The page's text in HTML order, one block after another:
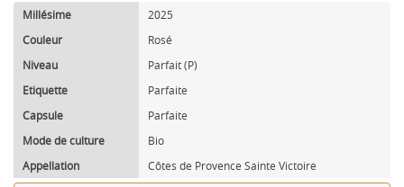
Millésime
2025
Couleur
Rosé
Niveau
Parfait (P)
Etiquette
Parfaite
Capsule
Parfaite
Mode de culture
Bio
Appellation
Côtes de Provence Sainte Victoire